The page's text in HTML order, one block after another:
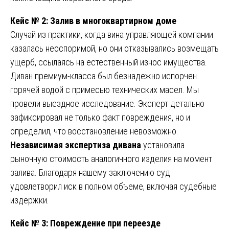
Кейс № 2: Залив в многоквартирном доме
Случай из практики, когда вина управляющей компании
казалась неоспоримой, но они отказывались возмещать
ущерб, ссылаясь на естественный износ имущества.
Диван премиум-класса был безнадежно испорчен
горячей водой с примесью технических масел. Мы
провели выездное исследование. Эксперт детально
зафиксировал не только факт повреждения, но и
определил, что восстановление невозможно.
Независимая экспертиза дивана установила
рыночную стоимость аналогичного изделия на момент
залива. Благодаря нашему заключению суд
удовлетворил иск в полном объеме, включая судебные
издержки.
Кейс № 3: Повреждение при переезде